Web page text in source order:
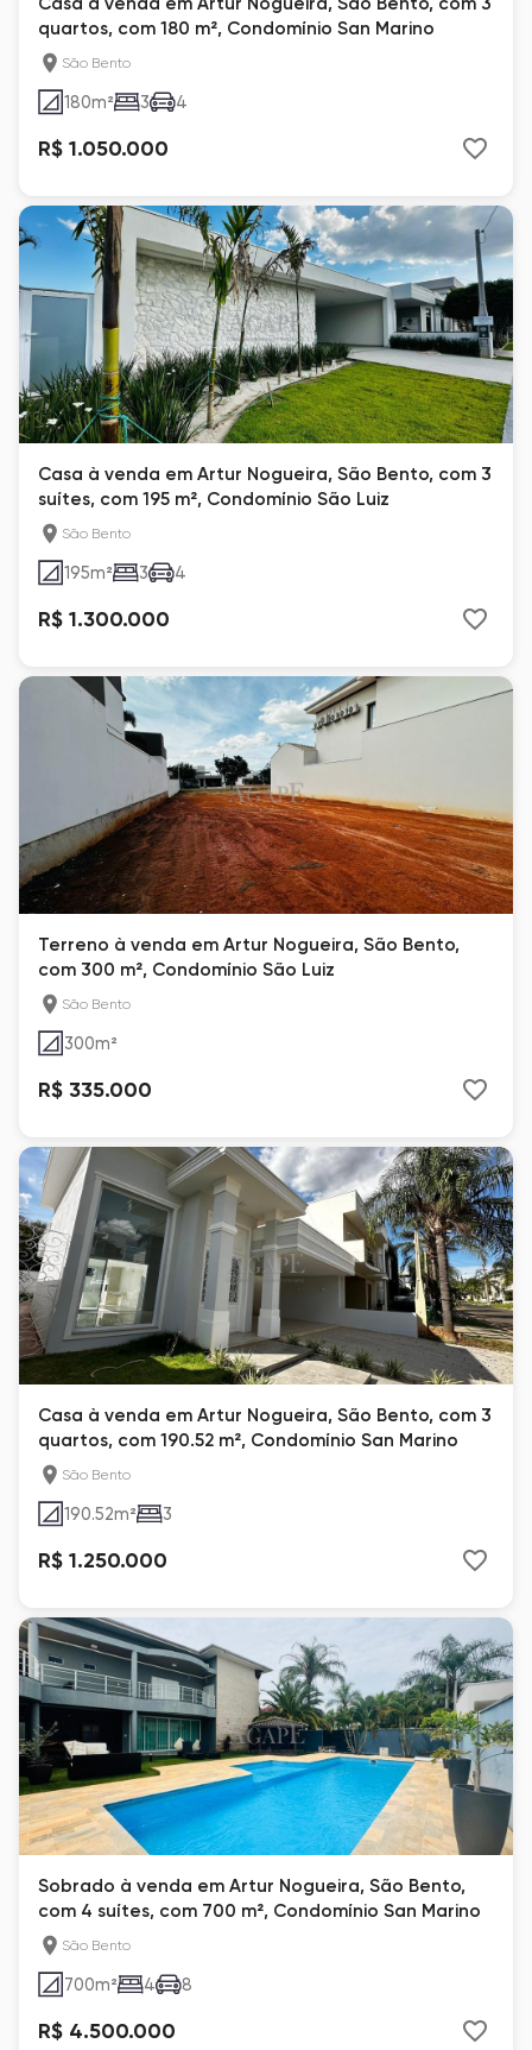
quartos, com 180 m², Condomínio San Marino
São Bento
180m² 3 4
R$ 1.050.000
Casa à venda em Artur Nogueira, São Bento, com 3
suítes, com 195 m², Condomínio São Luiz
São Bento
195m² 3 4
R$ 1.300.000
Terreno à venda em Artur Nogueira, São Bento,
com 300 m², Condomínio São Luiz
São Bento
300m²
R$ 335.000
Casa à venda em Artur Nogueira, São Bento, com 3
quartos, com 190.52 m², Condomínio San Marino
São Bento
190.52m² 3
R$ 1.250.000
Sobrado à venda em Artur Nogueira, São Bento,
com 4 suítes, com 700 m², Condomínio San Marino
São Bento
700m² 4 8
R$ 4.500.000